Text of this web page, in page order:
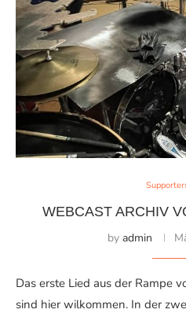
WEBCAST ARCHIV
by admin
Das erste Lied aus der Rampe
sind hier wilkommen. In der